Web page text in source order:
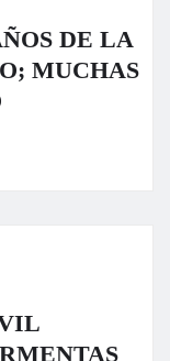
DE LA
MUCHAS